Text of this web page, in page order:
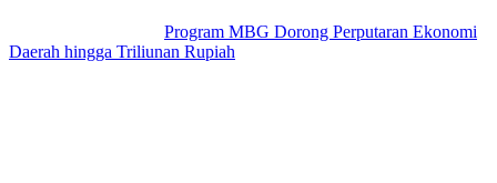
Program MBG Dorong Perputaran Ekonomi
Daerah hingga Triliunan Rupiah